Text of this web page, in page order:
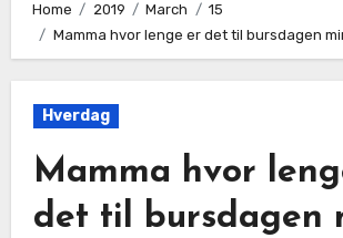
Home 2019 March
15
Mamma hvor lenge er det til bursdagen
Hverdag
Mamma hvor
det til bursdagen